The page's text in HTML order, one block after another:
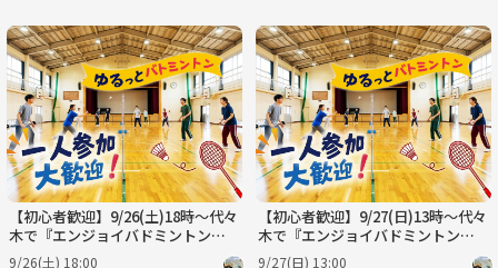
【初心者歓迎】9/26(土)18時〜代々
木で『エンジョイバドミントン
🏸』試合中心のゆる交流イベン
9/26(土) 18:00
【初心者歓迎】9/27(日)13時〜代々
木で『エンジョイバドミントン
🏸』試合中心のゆる交流イベン
9/27(日) 13:00